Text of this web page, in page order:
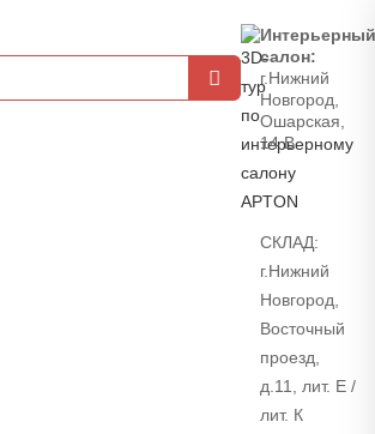
Интерьерный
салон:
г.Нижний
Новгород,
Ошарская,
14 В
СКЛАД:
г.Нижний
Новгород,
Восточный
проезд,
д.11, лит. Е /
лит. К